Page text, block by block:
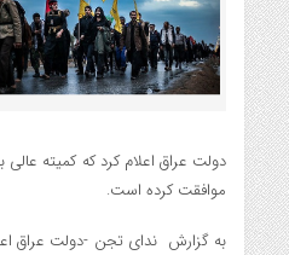
دولت عراق اعلام کرد که کمیته
موافقت کرده است.